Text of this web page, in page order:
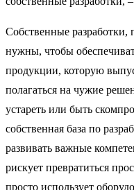
Собственные разработки,
нужны, чтобы
продукции, которую
полагаться на чужие
устареть или быть
собственная база по
развивать важные
рискует превратиться
просто использует